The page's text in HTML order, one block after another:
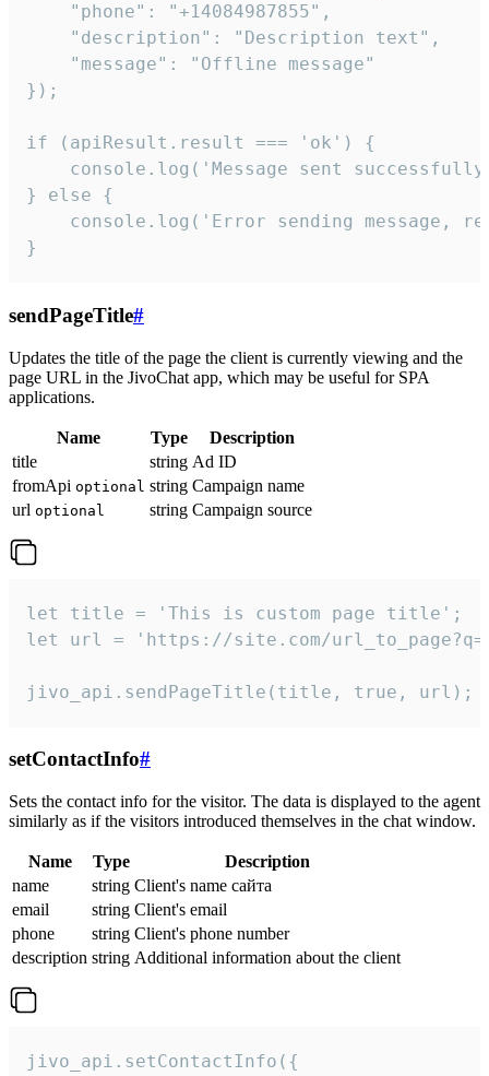
    "phone": "+14084987855",
    "description": "Description text",
    "message": "Offline message"
});
if (apiResult.result === 'ok') {
console.log('Message sent
} else {
console.log('Error sending message,
}
sendPageTitle#
Updates the title of the page the client is currently viewing and the
page URL in the JivoChat app, which may be useful for SPA
applications.
Name Type
Description
title
string Ad ID
fromApi optional string Campaign name
url optional string Campaign source
let title = 'This is custom page title';
let url = 'https://site.com/
jivo_api.sendPageTitle(title, true, url);
setContactInfo#
Sets the contact info for the visitor. The data is displayed to the agent
similarly as if the visitors introduced themselves in the chat window.
Name Type
Description
name
string Client's name сайта
email
string Client's email
phone
string Client's phone number
description string Additional information about the client
jivo_api.setContactInfo({